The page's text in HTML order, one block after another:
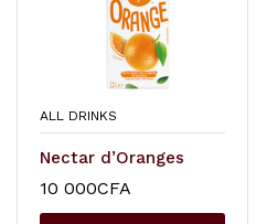
ALL DRINKS
Nectar d’Oranges
10 000CFA